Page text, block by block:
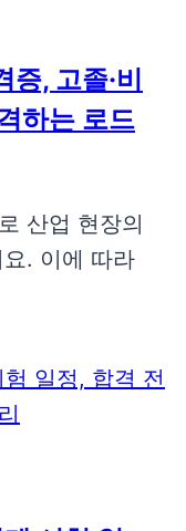
, 고졸·비
하는 로드
산업 현장의
. 이에 따라